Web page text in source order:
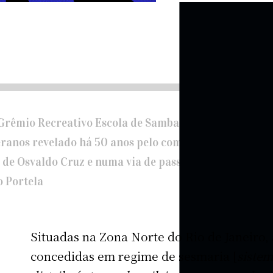
Recreativo Escola de Samba Portela e de sua
revelado há 50 anos pelo compositor Paulinho
Osvaldo Cruz e numa via de passagem que o liga
Portela
Situadas na Zona Norte do Rio de Janeiro,
concedidas em regime de sesmaria [